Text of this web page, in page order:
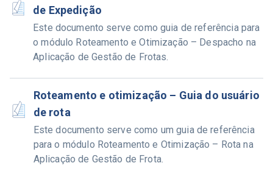
de Expedição
Este documento serve como guia de referência para
o módulo Roteamento e Otimização – Despacho na
Aplicação de Gestão de Frotas.
Roteamento e otimização – Guia do usuário
de rota
Este documento serve como um guia de referência
para o módulo Roteamento e Otimização – Rota na
Aplicação de Gestão de Frota.